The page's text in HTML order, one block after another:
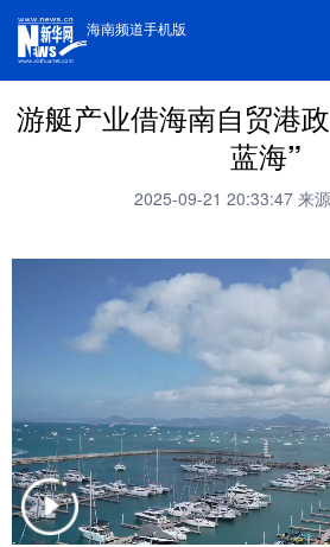
海南频道手机版
游艇产业借海南自贸港
蓝海”
2025-09-21 20:33:47 来